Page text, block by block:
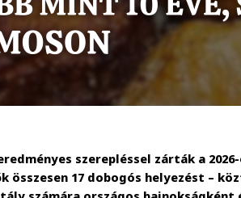
szerepléssel zárták a
összesen 17 dobogós helyezést –